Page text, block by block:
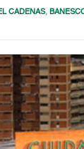
CADENAS,